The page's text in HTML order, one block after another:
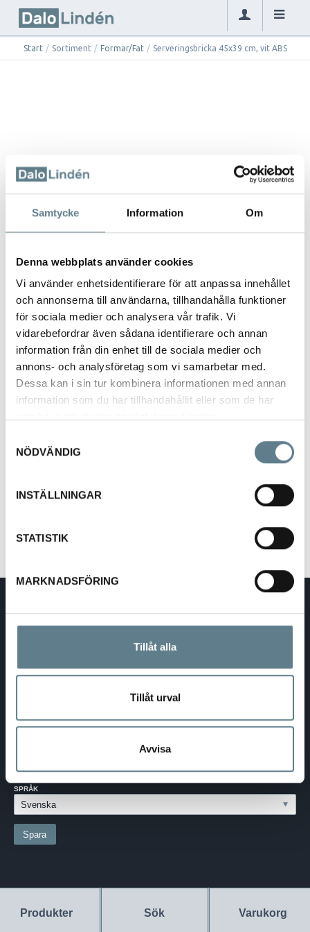
Samtycke Information Om
Denna webbplats använder cookies
Vi använder enhetsidentifierare för att anpassa innehållet
och annonserna till användarna, tillhandahålla funktioner
för sociala medier och analysera vår trafik. Vi
vidarebefordrar även sådana identifierare och annan
information från din enhet till de sociala medier och
annons- och analysföretag som vi samarbetar med.
Dessa kan i sin tur kombinera informationen med annan
information som du har tillhandahållit eller som de har
NÖDVÄNDIG
INSTÄLLNINGAR
STATISTIK
MARKNADSFÖRING
Tillåt alla
Tillåt urval
Avvisa
Produkter Sök Varukorg
Start / Sortiment / Formar/Fat / Serveringsbricka 45x39 cm, vit ABS
Serveringsbricka 45x39 cm, vit ABS
Serveringsbricka 45x39 cm
Org.nr: 556526-6599
SVERIGE - SEK
SVERIGE
SPRÅK